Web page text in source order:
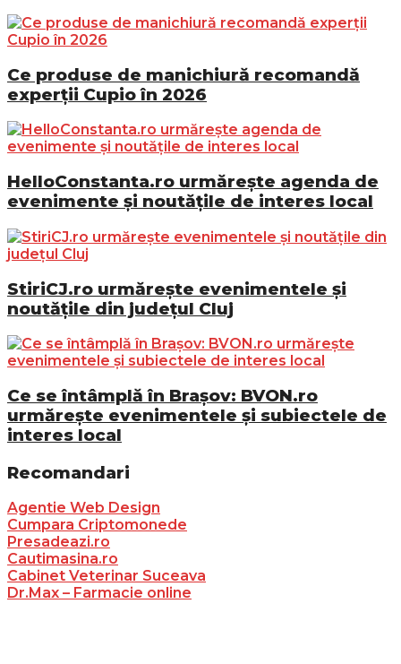
Ce produse de manichiură recomandă
experții Cupio în 2026
HelloConstanta.ro urmărește agenda de
evenimente și noutățile de interes local
StiriCJ.ro urmărește evenimentele și
noutățile din județul Cluj
Ce se întâmplă în Brașov: BVON.ro
urmărește evenimentele și subiectele de
interes local
Recomandari
Agentie Web Design
Cumpara Criptomonede
Presadeazi.ro
Cautimasina.ro
Cabinet Veterinar Suceava
Dr.Max – Farmacie online